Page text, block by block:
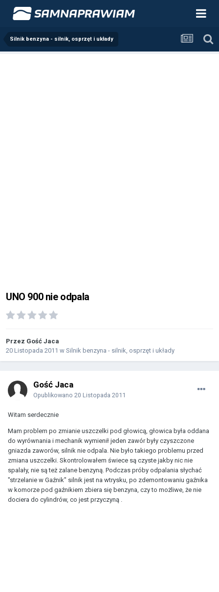
Silnik benzyna - silnik, osprzęt i układy
UNO 900 nie odpala
Przez Gość Jaca
20 Listopada 2011 w Silnik benzyna - silnik, osprzęt i układy
Gość Jaca
Opublikowano 20 Listopada 2011
Witam serdecznie
Mam problem po zmianie uszczelki pod głowicą, głowica była oddana
do wyrównania i mechanik wymienił jeden zawór były czyszczone
gniazda zaworów, silnik nie odpala. Nie było takiego problemu przed
zmiana uszczelki. Skontrolowałem świece są czyste jakby nic nie
spalały, nie są też zalane benzyną. Podczas próby odpalania słychać
"strzelanie w Gaźnik" silnik jest na wtrysku, po zdemontowaniu gaźnika
w komorze pod gaźnikiem zbiera się benzyna, czy to możliwe, że nie
dociera do cylindrów, co jest przyczyną .